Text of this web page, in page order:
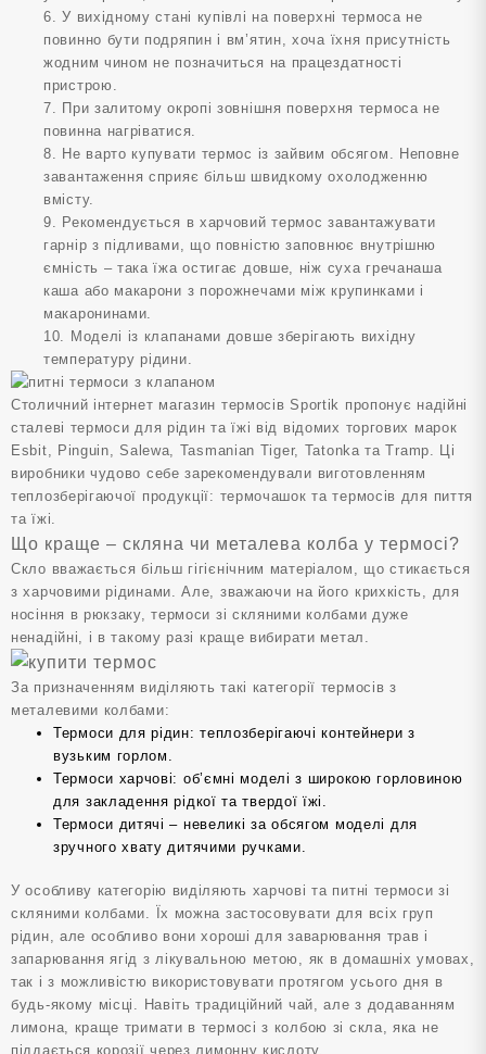
6. У вихідному стані купівлі на поверхні термоса не
повинно бути подряпин і вм’ятин, хоча їхня присутність
жодним чином не позначиться на працездатності
пристрою.
7. При залитому окропі зовнішня поверхня термоса не
повинна нагріватися.
8. Не варто купувати термос із зайвим обсягом. Неповне
завантаження сприяє більш швидкому охолодженню
вмісту.
9. Рекомендується в харчовий термос завантажувати
гарнір з підливами, що повністю заповнює внутрішню
ємність – така їжа остигає довше, ніж суха гречанаша
каша або макарони з порожнечами між крупинками і
макаронинами.
10. Моделі із клапанами довше зберігають вихідну
температуру рідини.
Столичний інтернет магазин термосів Sportik пропонує надійні
сталеві термоси для рідин та їжі від відомих торгових марок
Esbit, Pinguin, Salewa, Tasmanian Tiger, Tatonka та Tramp. Ці
виробники чудово себе зарекомендували виготовленням
теплозберігаючої продукції: термочашок та термосів для пиття
та їжі.
Що краще – скляна чи металева колба у термосі?
Скло вважається більш гігієнічним матеріалом, що стикається
з харчовими рідинами. Але, зважаючи на його крихкість, для
носіння в рюкзаку, термоси зі скляними колбами дуже
ненадійні, і в такому разі краще вибирати метал.
За призначенням виділяють такі категорії термосів з
металевими колбами:
Термоси для рідин: теплозберігаючі контейнери з
вузьким горлом.
Термоси харчові: об’ємні моделі з широкою горловиною
для закладення рідкої та твердої їжі.
Термоси дитячі – невеликі за обсягом моделі для
зручного хвату дитячими ручками.
У особливу категорію виділяють харчові та питні термоси зі
скляними колбами. Їх можна застосовувати для всіх груп
рідин, але особливо вони хороші для заварювання трав і
запарювання ягід з лікувальною метою, як в домашніх умовах,
так і з можливістю використовувати протягом усього дня в
будь-якому місці. Навіть традиційний чай, але з додаванням
лимона, краще тримати в термосі з колбою зі скла, яка не
піддається корозії через лимонну кислоту.